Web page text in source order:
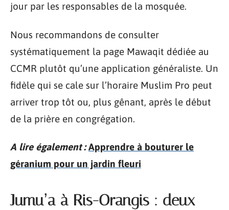
jour par les responsables de la mosquée.
Nous recommandons de consulter
systématiquement la page Mawaqit dédiée au
CCMR plutôt qu’une application généraliste. Un
fidèle qui se cale sur l’horaire Muslim Pro peut
arriver trop tôt ou, plus gênant, après le début
de la prière en congrégation.
A lire également : Apprendre à bouturer le
géranium pour un jardin fleuri
Jumu’a à Ris-Orangis : deux